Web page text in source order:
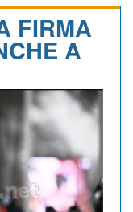
FIRMA
A